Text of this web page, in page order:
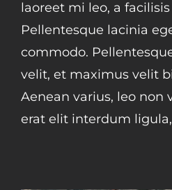
laoreet mi leo, a
Pellentesque lacinia
commodo.
velit, et maximus velit
Aenean varius, leo non
erat elit interdum